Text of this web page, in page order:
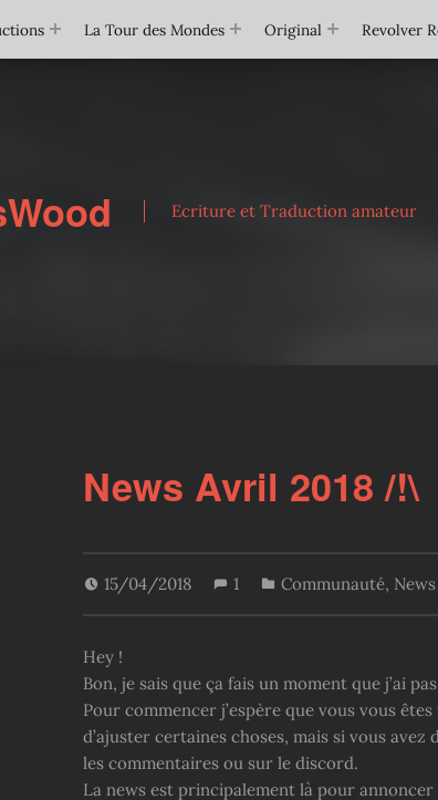
La Tour des Mondes Original Revolver
Ecriture et Traduction amateur
News Avril 2018 /!\
15/04/2018 1 Communauté, News
Hey !
Bon, je sais que ça fais un moment que j’ai
Pour commencer j’espère que vous vous
d’ajuster certaines choses, mais si vous avez
les commentaires ou sur le discord.
La news est principalement là pour